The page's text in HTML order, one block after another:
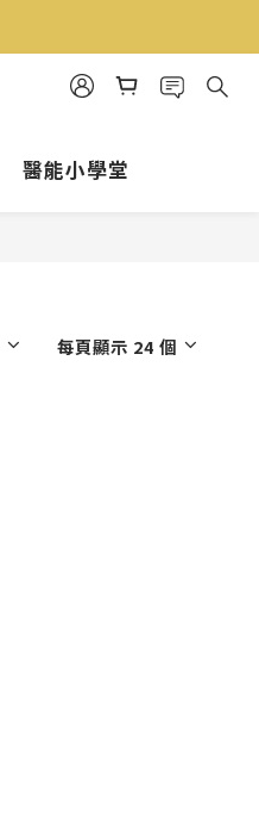
醫能小學堂
每頁顯示 24 個